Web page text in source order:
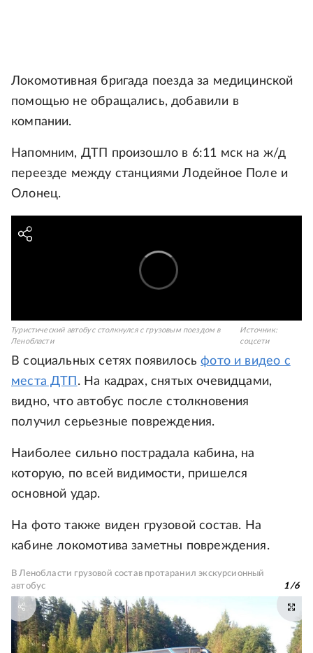
Локомотивная бригада поезда за медицинской
помощью не обращались, добавили в
компании.
Напомним, ДТП произошло в 6:11 мск на ж/д
переезде между станциями Лодейное Поле и
Олонец.
Туристический автобус столкнулся с грузовым поездом в
Ленобласти
Источник:
соцсети
В социальных сетях появилосьфото и видео с
места ДТП . На кадрах, снятых очевидцами,
видно, что автобус после столкновения
получил серьезные повреждения.
Наиболее сильно пострадала кабина, на
которую, по всей видимости, пришелся
основной удар.
На фото также виден грузовой состав. На
кабине локомотива заметны повреждения.
В Ленобласти грузовой состав протаранил экскурсионный
автобус
1/6